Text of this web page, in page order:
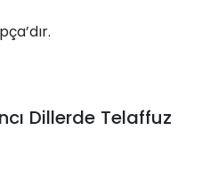
Dillerde Telaffuz